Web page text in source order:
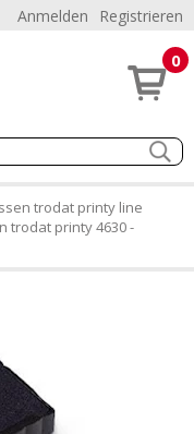
Anmelden Registrieren
0
trodat printy line
trodat printy 4630 -